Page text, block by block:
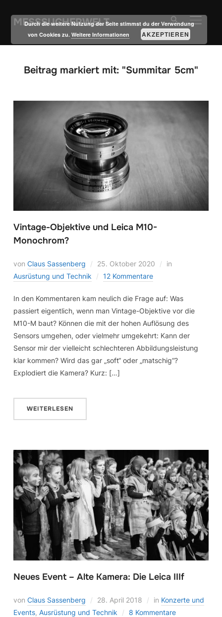
MESSSUCHERWELT
Beitrag markiert mit: "Summitar 5cm"
Vintage-Objektive und Leica M10-
Monochrom?
von Claus Sassenberg 25. Oktober 2020
in
Ausrüstung und Technik
12 Kommentare
In den Kommentaren kam neulich die Frage auf: Was
passiert eigentlich, wenn man Vintage-Objektive vor die
M10-M baut? Können die mit der hohen Auflösung des
Sensors umgehen, oder vielmehr umgekehrt: Kann der
Sensor mir der vielleicht schlechteren Abbildungsleistung
klar kommen? Wird das gar „soft“ oder „matschig“?
Explodiert die Kamera? Kurz: […]
WEITERLESEN
Neues Event – Alte Kamera: Die Leica IIIf
von Claus Sassenberg 28. April 2018 in Konzerte und
Events, Ausrüstung und Technik 8 Kommentare
Durch die weitere Nutzung der Seite stimmst du der Verwendung
von Cookies zu.Weitere Informationen AKZEPTIEREN